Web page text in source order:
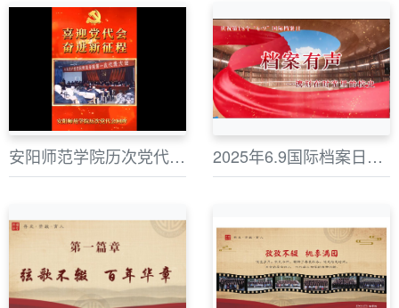
安阳师范学院历次党代会回眸 2025年6.9国际档案日专题展